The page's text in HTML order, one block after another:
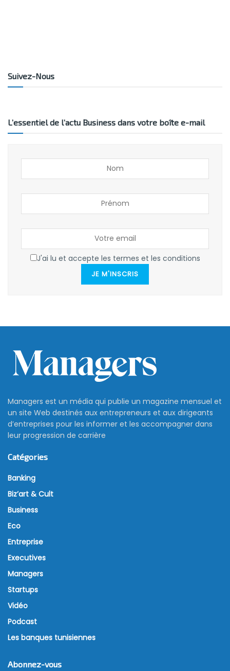
Suivez-Nous
L’essentiel de l’actu Business dans votre boîte e-mail
J'ai lu et accepte les termes et les conditions
JE M'INSCRIS
Managers est un média qui publie un magazine mensuel et
un site Web destinés aux entrepreneurs et aux dirigeants
d’entreprises pour les informer et les accompagner dans
leur progression de carrière
Catégories
Banking
Biz’art & Cult
Business
Eco
Entreprise
Executives
Managers
Startups
Vidéo
Podcast
Les banques tunisiennes
Abonnez-vous